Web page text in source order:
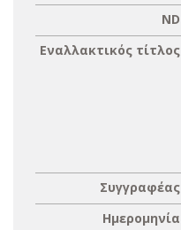
ND
Εναλλακτικός τίτλος
Συγγραφέας
Ημερομηνία